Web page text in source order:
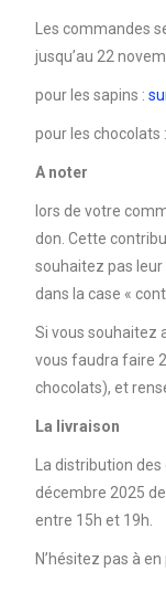
Les commandes
jusqu’au 22
pour les sapins :
pour les chocolats
A noter
lors de votre
don. Cette
souhaitez pas
dans la case «
Si vous souhaitez
vous faudra faire
chocolats), et
La livraison
La distribution
décembre 2025
entre 15h et 19h.
N’hésitez pas à